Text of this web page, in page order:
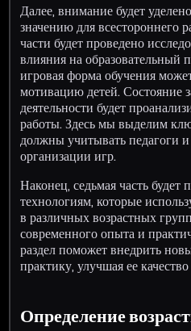
Далее, внимание будет
значению для всестороннего
части будет проведено
влияния на образовательный
игровая форма обучения
мотивацию детей. Состояние
деятельности будет
работы. Здесь мы выделим
должны учитывать педагоги
организации игр.
Наконец, седьмая часть будет
технологиям, которые
в различных возрастных
современного опыта и
раздел поможет внедрить
практику, улучшая ее
Определение